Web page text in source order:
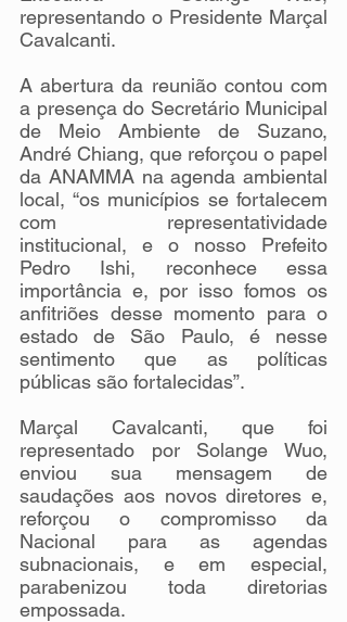
representando o Presidente Marçal
Cavalcanti.
A abertura da reunião contou com
a presença do Secretário Municipal
de Meio Ambiente de Suzano,
André Chiang, que reforçou o papel
da ANAMMA na agenda ambiental
local, “os municípios se fortalecem
com representatividade
institucional, e o nosso Prefeito
Pedro Ishi, reconhece essa
importância e, por isso fomos os
anfitriões desse momento para o
estado de São Paulo, é nesse
sentimento que as políticas
públicas são fortalecidas”.
Marçal Cavalcanti, que foi
representado por Solange Wuo,
enviou sua mensagem de
saudações aos novos diretores e,
reforçou o compromisso da
Nacional para as agendas
subnacionais, e em especial,
parabenizou toda diretorias
empossada.